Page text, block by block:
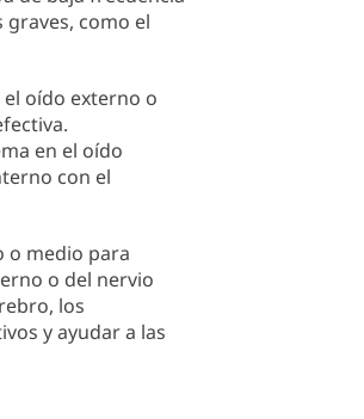
como el
oído externo o
en el oído
con el
o medio para
o del nervio
los
y ayudar a las